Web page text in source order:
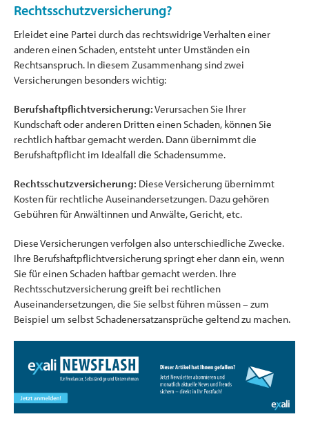
Rechtsschutzversicherung?
Erleidet eine Partei durch das rechtswidrige Verhalten einer
anderen einen Schaden, entsteht unter Umständen ein
Rechtsanspruch. In diesem Zusammenhang sind zwei
Versicherungen besonders wichtig:
Berufshaftpflichtversicherung:Verursachen Sie Ihrer
Kundschaft oder anderen Dritten einen Schaden, können Sie
rechtlich haftbar gemacht werden. Dann übernimmt die
Berufshaftpflicht im Idealfall die Schadensumme.
Rechtsschutzversicherung: Diese Versicherung übernimmt
Kosten für rechtliche Auseinandersetzungen. Dazu gehören
Gebühren für Anwältinnen und Anwälte, Gericht, etc.
Diese Versicherungen verfolgen also unterschiedliche Zwecke.
Ihre Berufshaftpflichtversicherung springt eher dann ein, wenn
Sie für einen Schaden haftbar gemacht werden. Ihre
Rechtsschutzversicherung greift bei rechtlichen
Auseinandersetzungen, die Sie selbst führen müssen – zum
Beispiel um selbst Schadenersatzansprüche geltend zu machen.